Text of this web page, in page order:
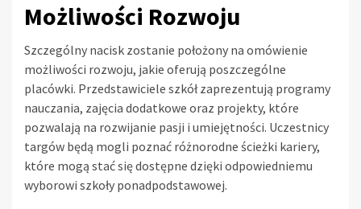
Możliwości Rozwoju
Szczególny nacisk zostanie położony na omówienie
możliwości rozwoju, jakie oferują poszczególne
placówki. Przedstawiciele szkół zaprezentują programy
nauczania, zajęcia dodatkowe oraz projekty, które
pozwalają na rozwijanie pasji i umiejętności. Uczestnicy
targów będą mogli poznać różnorodne ścieżki kariery,
które mogą stać się dostępne dzięki odpowiedniemu
wyborowi szkoły ponadpodstawowej.